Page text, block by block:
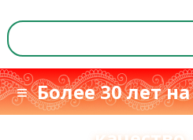
≡ Более 30 лет